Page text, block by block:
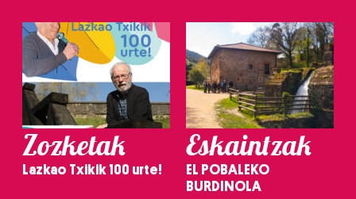
Zozketak
Lazkao Txikik 100 urte!
Eskaintzak
EL POBALEKO
BURDINOLA